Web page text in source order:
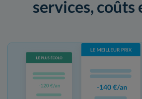
services, coûts